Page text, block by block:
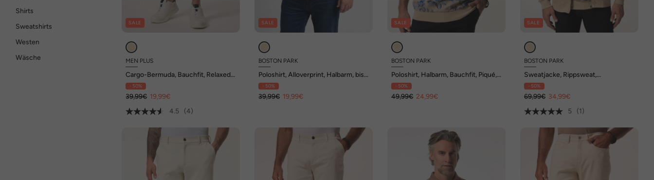
Shirts
Sweatshirts
Westen
Wäsche
SALE
MEN PLUS
Cargo-Bermuda, Bauchfit, Relaxed
Fit, bis 72
- 50%
39,99€ 19,99€
4.5
(4)
SALE
BOSTON PARK
Poloshirt, Alloverprint, Halbarm, bis
84/86
- 50%
39,99€ 19,99€
SALE
BOSTON PARK
Poloshirt, Halbarm, Bauchfit, Piqué,
Alloverprint, bis 84/86
- 50%
49,99€ 24,99€
SALE
BOSTON PARK
Sweatjacke, Rippsweat,
Stehkragen, bis 84/86
- 50%
69,99€ 34,99€
5
(1)